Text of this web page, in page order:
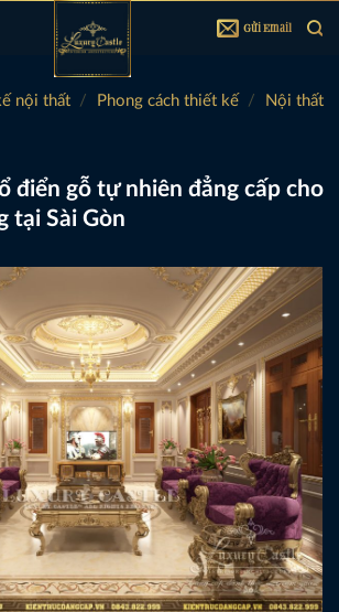
Gửi Email
nội thất / Phong cách thiết kế /
Nội thất
điển gỗ tự nhiên đẳng cấp cho
tại Sài Gòn